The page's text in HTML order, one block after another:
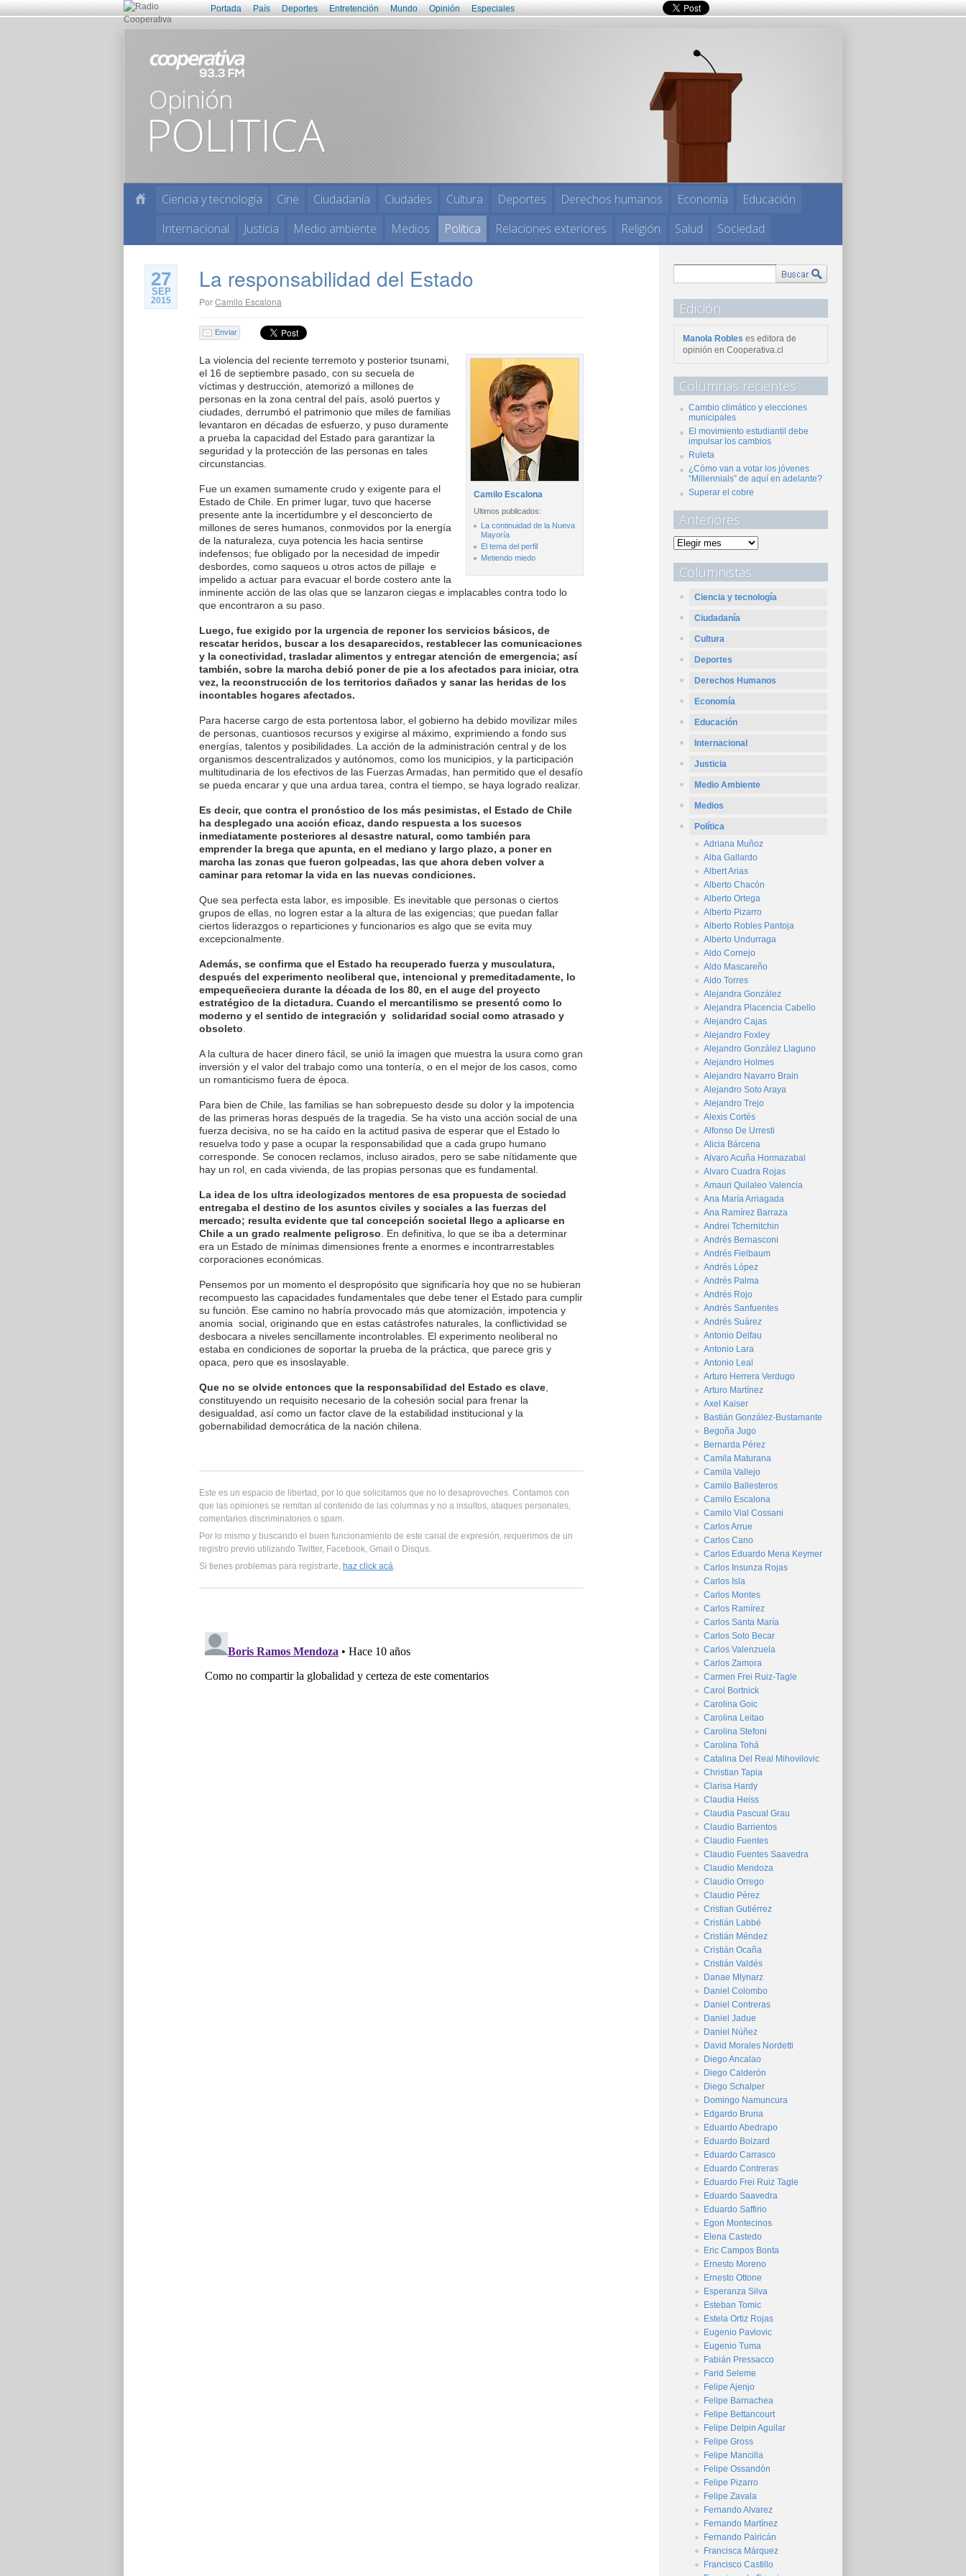
Portada País Deportes Entretención Mundo Opinión Especiales
Ciencia y tecnología Cine Ciudadanía Ciudades Cultura Deportes Derechos humanos Economía
Educación
Internacional
Justicia Medio ambiente Medios Política Relaciones exteriores Religión Salud Sociedad
27
SEP
2015
La responsabilidad del Estado
PorCamilo Escalona
Enviar
Camilo Escalona
Ultimos publicados:
La continuidad de la Nueva
Mayoría
El tema del perfil
Metiendo miedo
La violencia del reciente terremoto y posterior tsunami,
el 16 de septiembre pasado, con su secuela de
víctimas y destrucción, atemorizó a millones de
personas en la zona central del país, asoló puertos y
ciudades, derrumbó el patrimonio que miles de familias
levantaron en décadas de esfuerzo, y puso duramente
a prueba la capacidad del Estado para garantizar la
seguridad y la protección de las personas en tales
circunstancias.
Fue un examen sumamente crudo y exigente para el
Estado de Chile. En primer lugar, tuvo que hacerse
presente ante la incertidumbre y el desconcierto de
millones de seres humanos, conmovidos por la energía
de la naturaleza, cuya potencia les hacia sentirse
indefensos; fue obligado por la necesidad de impedir
desbordes, como saqueos u otros actos de pillaje e
impelido a actuar para evacuar el borde costero ante la
inminente acción de las olas que se lanzaron ciegas e implacables contra todo lo
que encontraron a su paso.
Luego, fue exigido por la urgencia de reponer los servicios básicos, de
rescatar heridos, buscar a los desaparecidos, restablecer las comunicaciones
y la conectividad, trasladar alimentos y entregar atención de emergencia; así
también, sobre la marcha debió poner de pie a los afectados para iniciar, otra
vez, la reconstrucción de los territorios dañados y sanar las heridas de los
incontables hogares afectados.
Para hacerse cargo de esta portentosa labor, el gobierno ha debido movilizar miles
de personas, cuantiosos recursos y exigirse al máximo, exprimiendo a fondo sus
energías, talentos y posibilidades. La acción de la administración central y de los
organismos descentralizados y autónomos, como los municipios, y la participación
multitudinaria de los efectivos de las Fuerzas Armadas, han permitido que el desafío
se pueda encarar y que una ardua tarea, contra el tiempo, se haya logrado realizar.
Es decir, que contra el pronóstico de los más pesimistas, el Estado de Chile
ha desplegado una acción eficaz, dando respuesta a los sucesos
inmediatamente posteriores al desastre natural, como también para
emprender la brega que apunta, en el mediano y largo plazo, a poner en
marcha las zonas que fueron golpeadas, las que ahora deben volver a
caminar para retomar la vida en las nuevas condiciones.
Que sea perfecta esta labor, es imposible. Es inevitable que personas o ciertos
grupos de ellas, no logren estar a la altura de las exigencias; que puedan fallar
ciertos liderazgos o reparticiones y funcionarios es algo que se evita muy
excepcionalmente.
Además, se confirma que el Estado ha recuperado fuerza y musculatura,
después del experimento neoliberal que, intencional y premeditadamente, lo
empequeñeciera durante la década de los 80, en el auge del proyecto
estratégico de la dictadura. Cuando el mercantilismo se presentó como lo
moderno y el sentido de integración y solidaridad social como atrasado y
obsoleto
A la cultura de hacer dinero fácil, se unió la imagen que muestra la usura como gran
inversión y el valor del trabajo como una tontería, o en el mejor de los casos, como
un romanticismo fuera de época.
Para bien de Chile, las familias se han sobrepuesto desde su dolor y la impotencia
de las primeras horas después de la tragedia. Se ha visto una acción social de una
fuerza decisiva, no se ha caído en la actitud pasiva de esperar que el Estado lo
resuelva todo y pase a ocupar la responsabilidad que a cada grupo humano
corresponde. Se conocen reclamos, incluso airados, pero se sabe nítidamente que
hay un rol, en cada vivienda, de las propias personas que es fundamental.
La idea de los ultra ideologizados mentores de esa propuesta de sociedad
entregaba el destino de los asuntos civiles y sociales a las fuerzas del
mercado; resulta evidente que tal concepción societal llego a aplicarse en
Chile a un grado realmente peligroso . En definitiva, lo que se iba a determinar
era un Estado de mínimas dimensiones frente a enormes e incontrarrestables
corporaciones económicas.
Pensemos por un momento el despropósito que significaría hoy que no se hubieran
recompuesto las capacidades fundamentales que debe tener el Estado para cumplir
su función. Ese camino no habría provocado más que atomización, impotencia y
anomia social, originando que en estas catástrofes naturales, la conflictividad se
desbocara a niveles sencillamente incontrolables. El experimento neoliberal no
estaba en condiciones de soportar la prueba de la práctica, que parece gris y
opaca, pero que es insoslayable.
Que no se olvide entonces que la responsabilidad del Estado es clave
constituyendo un requisito necesario de la cohesión social para frenar la
desigualdad, así como un factor clave de la estabilidad institucional y la
gobernabilidad democrática de la nación chilena.
Este es un espacio de libertad, por lo que solicitamos que no lo desaproveches. Contamos con
que las opiniones se remitan al contenido de las columnas y no a insultos, ataques personales,
comentarios discriminatorios o spam.
Por lo mismo y buscando el buen funcionamiento de este canal de expresión, requerimos de un
registro previo utilizando Twitter, Facebook, Gmail o Disqus.
Si tienes problemas para registrarte, haz click acá.
Edición
Manola Robles es editora de
opinión en Cooperativa.cl
Columnas recientes
Cambio climático y elecciones
municipales
El movimiento estudiantil debe
impulsar los cambios
Ruleta
¿Cómo van a votar los jóvenes
“Millennials” de aquí en adelante?
Superar el cobre
Anteriores
Columnistas
Ciencia y tecnología
Ciudadanía
Cultura
Deportes
Derechos Humanos
Economía
Educación
Internacional
Justicia
Medio Ambiente
Medios
Política
Adriana Muñoz
Alba Gallardo
Albert Arias
Alberto Chacón
Alberto Ortega
Alberto Pizarro
Alberto Robles Pantoja
Alberto Undurraga
Aldo Cornejo
Aldo Mascareño
Aldo Torres
Alejandra González
Alejandra Placencia Cabello
Alejandro Cajas
Alejandro Foxley
Alejandro González Llaguno
Alejandro Holmes
Alejandro Navarro Brain
Alejandro Soto Araya
Alejandro Trejo
Alexis Cortés
Alfonso De Urresti
Alicia Bárcena
Alvaro Acuña Hormazabal
Alvaro Cuadra Rojas
Amauri Quilaleo Valencia
Ana María Arriagada
Ana Ramírez Barraza
Andrei Tchernitchin
Andrés Bernasconi
Andrés Fielbaum
Andrés López
Andrés Palma
Andrés Rojo
Andrés Sanfuentes
Andrés Suárez
Antonio Delfau
Antonio Lara
Antonio Leal
Arturo Herrera Verdugo
Arturo Martínez
Axel Kaiser
Bastián González-Bustamante
Begoña Jugo
Bernarda Pérez
Camila Maturana
Camila Vallejo
Camilo Ballesteros
Camilo Escalona
Camilo Vial Cossani
Carlos Arrue
Carlos Cano
Carlos Eduardo Mena Keymer
Carlos Insunza Rojas
Carlos Isla
Carlos Montes
Carlos Ramírez
Carlos Santa María
Carlos Soto Becar
Carlos Valenzuela
Carlos Zamora
Carmen Frei Ruiz-Tagle
Carol Bortnick
Carolina Goic
Carolina Leitao
Carolina Stefoni
Carolina Tohá
Catalina Del Real Mihovilovic
Christian Tapia
Clarisa Hardy
Claudia Heiss
Claudia Pascual Grau
Claudio Barrientos
Claudio Fuentes
Claudio Fuentes Saavedra
Claudio Mendoza
Claudio Orrego
Claudio Pérez
Cristian Gutiérrez
Cristián Labbé
Cristián Méndez
Cristián Ocaña
Cristián Valdés
Danae Mlynarz
Daniel Colombo
Daniel Contreras
Daniel Jadue
Daniel Núñez
David Morales Nordetti
Diego Ancalao
Diego Calderón
Diego Schalper
Domingo Namuncura
Edgardo Bruna
Eduardo Abedrapo
Eduardo Boizard
Eduardo Carrasco
Eduardo Contreras
Eduardo Frei Ruiz Tagle
Eduardo Saavedra
Eduardo Saffirio
Egon Montecinos
Elena Castedo
Eric Campos Bonta
Ernesto Moreno
Ernesto Ottone
Esperanza Silva
Esteban Tomic
Estela Ortiz Rojas
Eugenio Pavlovic
Eugenio Tuma
Fabián Pressacco
Farid Seleme
Felipe Ajenjo
Felipe Barnachea
Felipe Bettancourt
Felipe Delpin Aguilar
Felipe Gross
Felipe Mancilla
Felipe Ossandón
Felipe Pizarro
Felipe Zavala
Fernando Alvarez
Fernando Martínez
Fernando Pairicán
Francisca Márquez
Francisco Castillo